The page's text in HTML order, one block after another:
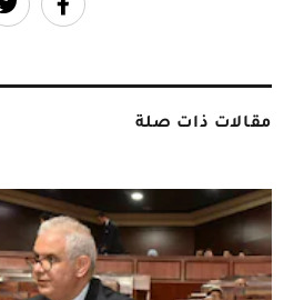
مقالات ذات صلة